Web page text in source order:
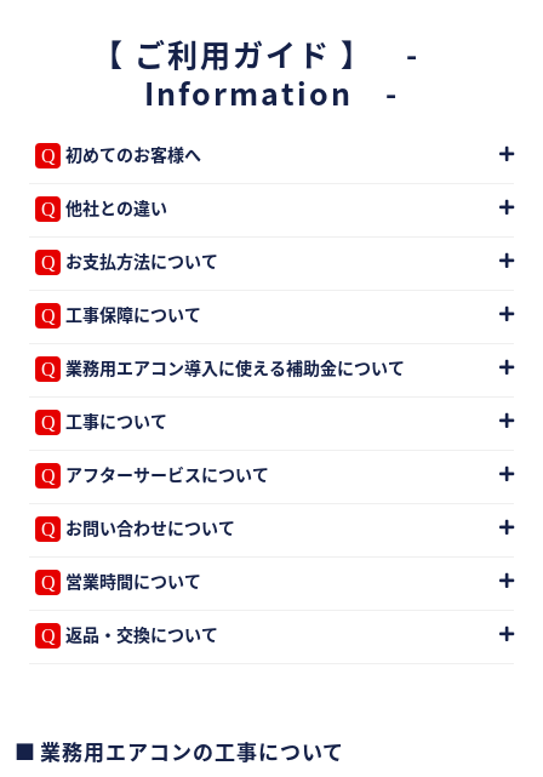
【 ご利用ガイド 】 -
Information -
初めてのお客様へ
他社との違い
お支払方法について
工事保障について
業務用エアコン導入に使える補助金について
工事について
アフターサービスについて
お問い合わせについて
営業時間について
返品・交換について
業務用エアコンの工事について